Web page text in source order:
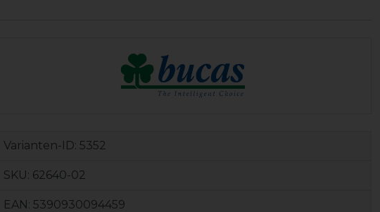
Varianten-ID: 5352
SKU: 62640-02
EAN: 5390930094459